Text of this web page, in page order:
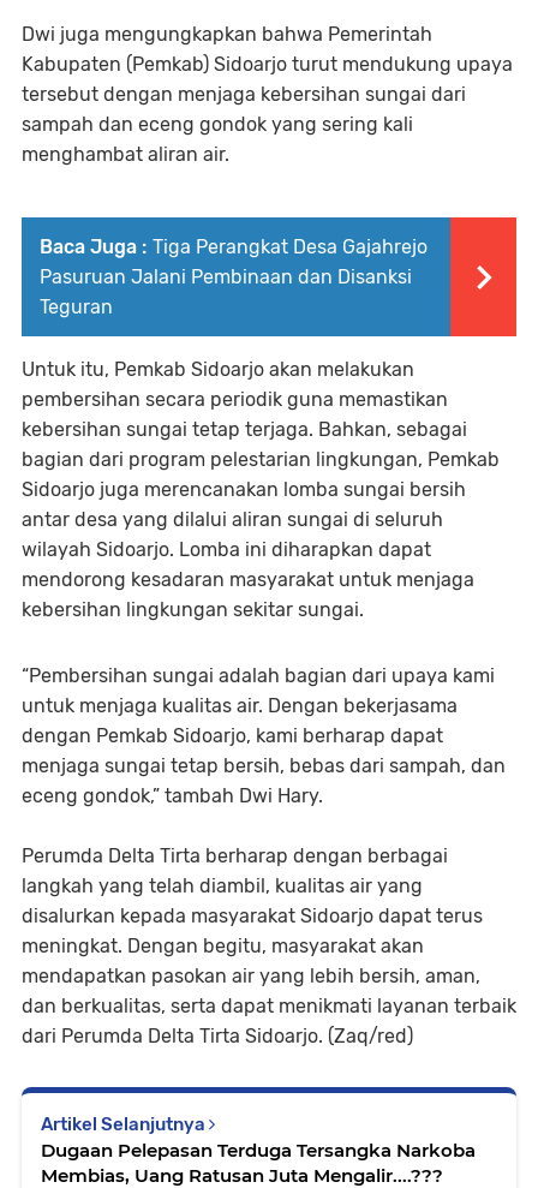
Dwi juga mengungkapkan bahwa Pemerintah
Kabupaten (Pemkab) Sidoarjo turut mendukung upaya
tersebut dengan menjaga kebersihan sungai dari
sampah dan eceng gondok yang sering kali
menghambat aliran air.
Baca Juga : Tiga Perangkat Desa Gajahrejo
Pasuruan Jalani Pembinaan dan Disanksi
Teguran
Untuk itu, Pemkab Sidoarjo akan melakukan
pembersihan secara periodik guna memastikan
kebersihan sungai tetap terjaga. Bahkan, sebagai
bagian dari program pelestarian lingkungan, Pemkab
Sidoarjo juga merencanakan lomba sungai bersih
antar desa yang dilalui aliran sungai di seluruh
wilayah Sidoarjo. Lomba ini diharapkan dapat
mendorong kesadaran masyarakat untuk menjaga
kebersihan lingkungan sekitar sungai.
“Pembersihan sungai adalah bagian dari upaya kami
untuk menjaga kualitas air. Dengan bekerjasama
dengan Pemkab Sidoarjo, kami berharap dapat
menjaga sungai tetap bersih, bebas dari sampah, dan
eceng gondok,” tambah Dwi Hary.
Perumda Delta Tirta berharap dengan berbagai
langkah yang telah diambil, kualitas air yang
disalurkan kepada masyarakat Sidoarjo dapat terus
meningkat. Dengan begitu, masyarakat akan
mendapatkan pasokan air yang lebih bersih, aman,
dan berkualitas, serta dapat menikmati layanan terbaik
dari Perumda Delta Tirta Sidoarjo. (Zaq/red)
Artikel Selanjutnya
Dugaan Pelepasan Terduga Tersangka Narkoba
Membias, Uang Ratusan Juta Mengalir....???